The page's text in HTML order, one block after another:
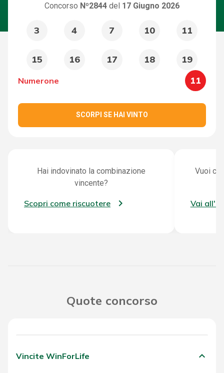
Concorso Nº2844 del 17 Giugno 2026
3 4 7 10 11
15 16 17 18 19
Numerone 11
SCORPI SE HAI VINTO
Hai indovinato la combinazione
vincente?
Scopri come riscuotere
Vuoi
Vai
Quote concorso
Vincite WinForLife keyboard_arrow_down